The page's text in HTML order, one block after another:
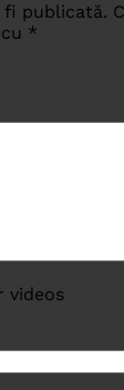
fi publicată.
*
videos